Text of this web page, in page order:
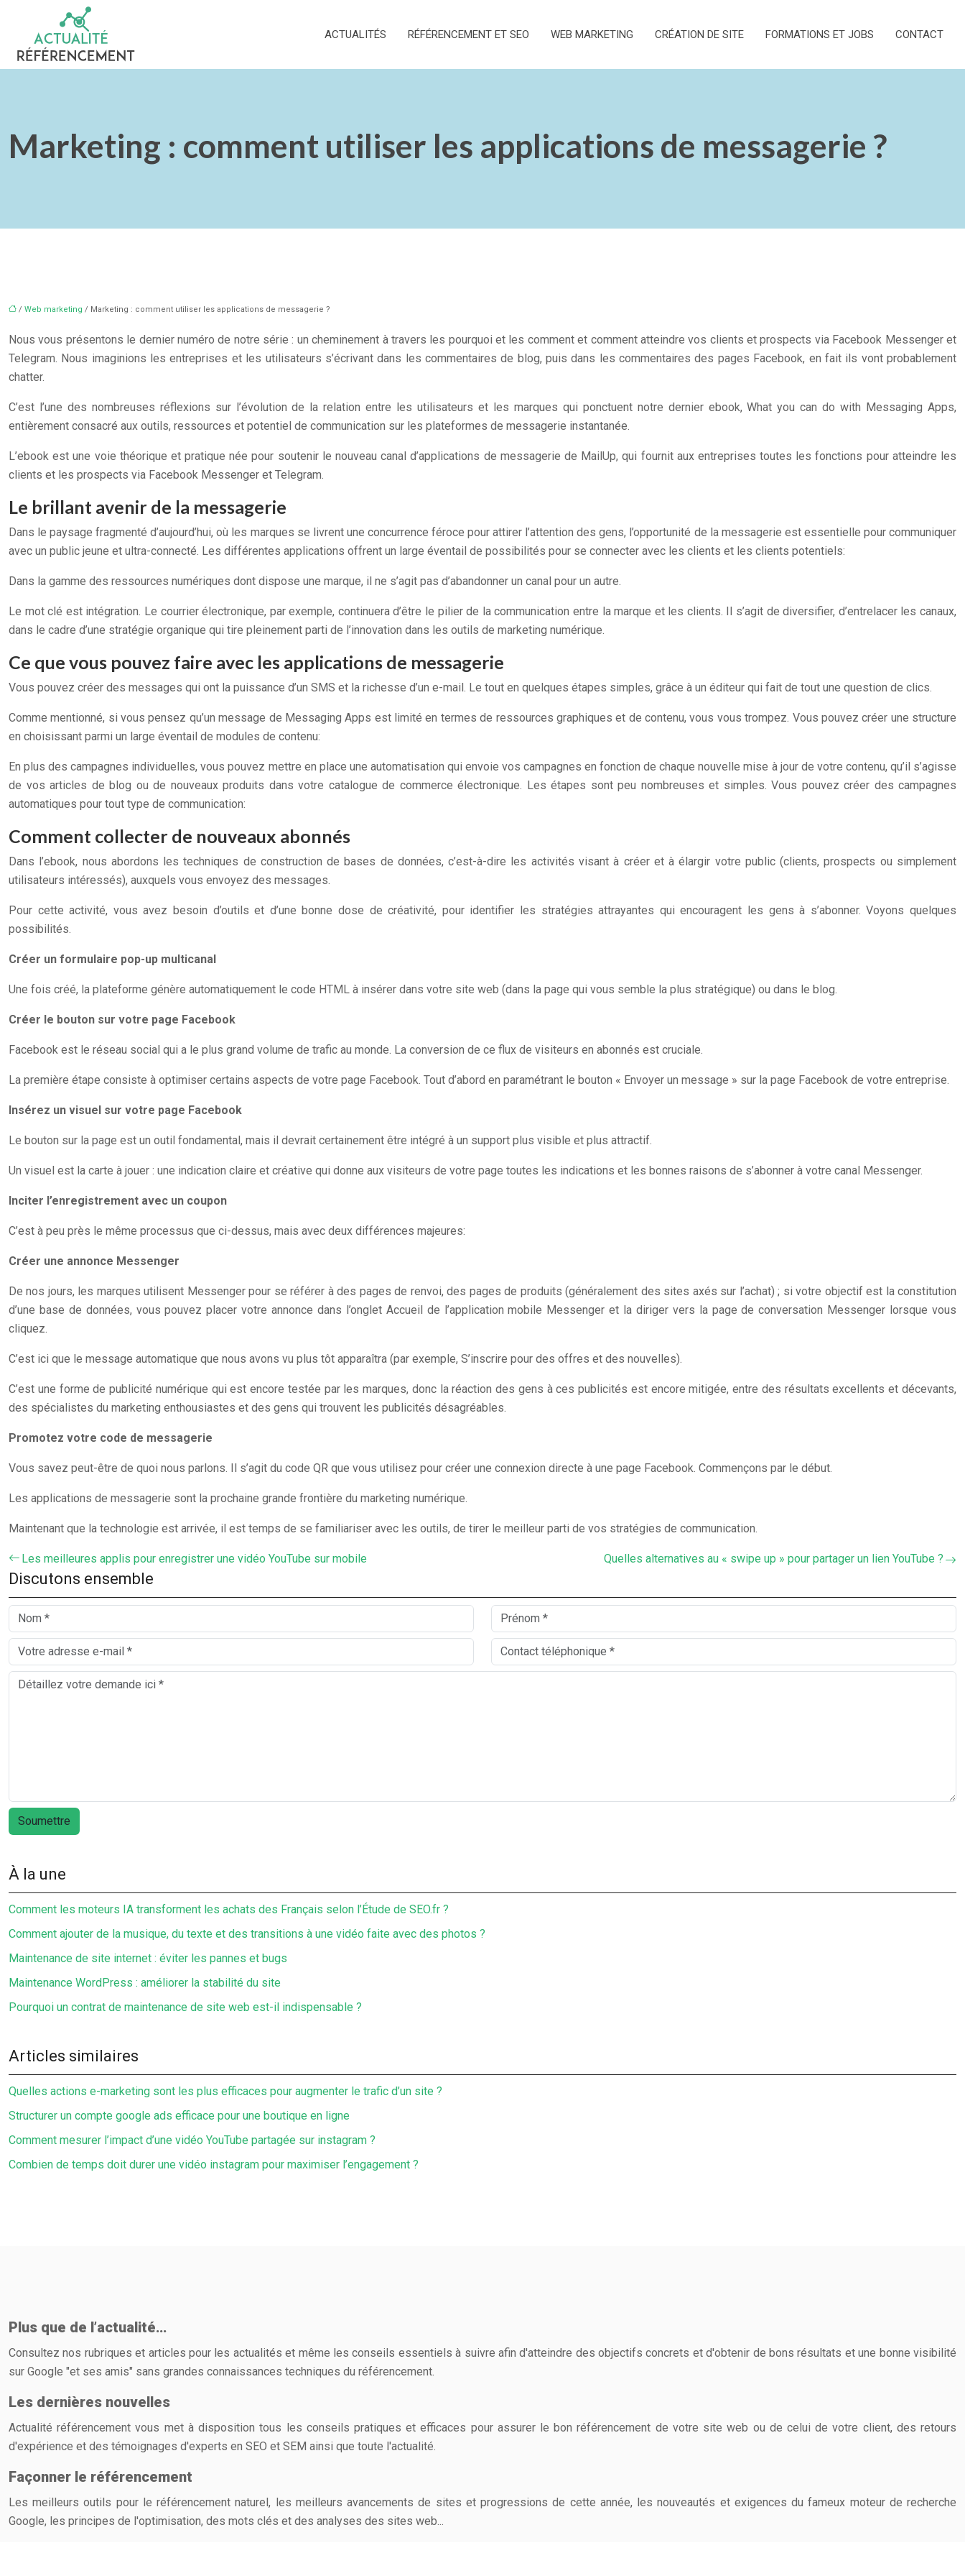
ACTUALITÉS RÉFÉRENCEMENT ET SEO WEB MARKETING CRÉATION DE SITE FORMATIONS ET JOBS CONTACT
Marketing : comment utiliser les applications de messagerie ?
/ Web marketing / Marketing : comment utiliser les applications de messagerie ?
Nous vous présentons le dernier numéro de notre série : un cheminement à travers les pourquoi et les comment et comment atteindre vos clients et prospects via Facebook Messenger et
Telegram. Nous imaginions les entreprises et les utilisateurs s’écrivant dans les commentaires de blog, puis dans les commentaires des pages Facebook, en fait ils vont probablement
chatter.
C’est l’une des nombreuses réflexions sur l’évolution de la relation entre les utilisateurs et les marques qui ponctuent notre dernier ebook, What you can do with Messaging Apps,
entièrement consacré aux outils, ressources et potentiel de communication sur les plateformes de messagerie instantanée.
L’ebook est une voie théorique et pratique née pour soutenir le nouveau canal d’applications de messagerie de MailUp, qui fournit aux entreprises toutes les fonctions pour atteindre les
clients et les prospects via Facebook Messenger et Telegram.
Le brillant avenir de la messagerie
Dans le paysage fragmenté d’aujourd’hui, où les marques se livrent une concurrence féroce pour attirer l’attention des gens, l’opportunité de la messagerie est essentielle pour communiquer
avec un public jeune et ultra-connecté. Les différentes applications offrent un large éventail de possibilités pour se connecter avec les clients et les clients potentiels:
Dans la gamme des ressources numériques dont dispose une marque, il ne s’agit pas d’abandonner un canal pour un autre.
Le mot clé est intégration. Le courrier électronique, par exemple, continuera d’être le pilier de la communication entre la marque et les clients. Il s’agit de diversifier, d’entrelacer les canaux,
dans le cadre d’une stratégie organique qui tire pleinement parti de l’innovation dans les outils de marketing numérique.
Ce que vous pouvez faire avec les applications de messagerie
Vous pouvez créer des messages qui ont la puissance d’un SMS et la richesse d’un e-mail. Le tout en quelques étapes simples, grâce à un éditeur qui fait de tout une question de clics.
Comme mentionné, si vous pensez qu’un message de Messaging Apps est limité en termes de ressources graphiques et de contenu, vous vous trompez. Vous pouvez créer une structure
en choisissant parmi un large éventail de modules de contenu:
En plus des campagnes individuelles, vous pouvez mettre en place une automatisation qui envoie vos campagnes en fonction de chaque nouvelle mise à jour de votre contenu, qu’il s’agisse
de vos articles de blog ou de nouveaux produits dans votre catalogue de commerce électronique. Les étapes sont peu nombreuses et simples. Vous pouvez créer des campagnes
automatiques pour tout type de communication:
Comment collecter de nouveaux abonnés
Dans l’ebook, nous abordons les techniques de construction de bases de données, c’est-à-dire les activités visant à créer et à élargir votre public (clients, prospects ou simplement
utilisateurs intéressés), auxquels vous envoyez des messages.
Pour cette activité, vous avez besoin d’outils et d’une bonne dose de créativité, pour identifier les stratégies attrayantes qui encouragent les gens à s’abonner. Voyons quelques
possibilités.
Créer un formulaire pop-up multicanal
Une fois créé, la plateforme génère automatiquement le code HTML à insérer dans votre site web (dans la page qui vous semble la plus stratégique) ou dans le blog.
Créer le bouton sur votre page Facebook
Facebook est le réseau social qui a le plus grand volume de trafic au monde. La conversion de ce flux de visiteurs en abonnés est cruciale.
La première étape consiste à optimiser certains aspects de votre page Facebook. Tout d’abord en paramétrant le bouton « Envoyer un message » sur la page Facebook de votre entreprise.
Insérez un visuel sur votre page Facebook
Le bouton sur la page est un outil fondamental, mais il devrait certainement être intégré à un support plus visible et plus attractif.
Un visuel est la carte à jouer : une indication claire et créative qui donne aux visiteurs de votre page toutes les indications et les bonnes raisons de s’abonner à votre canal Messenger.
Inciter l’enregistrement avec un coupon
C’est à peu près le même processus que ci-dessus, mais avec deux différences majeures:
Créer une annonce Messenger
De nos jours, les marques utilisent Messenger pour se référer à des pages de renvoi, des pages de produits (généralement des sites axés sur l’achat) ; si votre objectif est la constitution
d’une base de données, vous pouvez placer votre annonce dans l’onglet Accueil de l’application mobile Messenger et la diriger vers la page de conversation Messenger lorsque vous
cliquez.
C’est ici que le message automatique que nous avons vu plus tôt apparaîtra (par exemple, S’inscrire pour des offres et des nouvelles).
C’est une forme de publicité numérique qui est encore testée par les marques, donc la réaction des gens à ces publicités est encore mitigée, entre des résultats excellents et décevants,
des spécialistes du marketing enthousiastes et des gens qui trouvent les publicités désagréables.
Promotez votre code de messagerie
Vous savez peut-être de quoi nous parlons. Il s’agit du code QR que vous utilisez pour créer une connexion directe à une page Facebook. Commençons par le début.
Les applications de messagerie sont la prochaine grande frontière du marketing numérique.
Maintenant que la technologie est arrivée, il est temps de se familiariser avec les outils, de tirer le meilleur parti de vos stratégies de communication.
Les meilleures applis pour enregistrer une vidéo YouTube sur mobile Quelles alternatives au « swipe up » pour partager un lien YouTube ?
Discutons ensemble
À la une
Comment les moteurs IA transforment les achats des Français selon l’Étude de SEO.fr ?
Comment ajouter de la musique, du texte et des transitions à une vidéo faite avec des photos ?
Maintenance de site internet : éviter les pannes et bugs
Maintenance WordPress : améliorer la stabilité du site
Pourquoi un contrat de maintenance de site web est-il indispensable ?
Articles similaires
Quelles actions e-marketing sont les plus efficaces pour augmenter le trafic d’un site ?
Structurer un compte google ads efficace pour une boutique en ligne
Comment mesurer l’impact d’une vidéo YouTube partagée sur instagram ?
Combien de temps doit durer une vidéo instagram pour maximiser l’engagement ?
Plus que de l’actualité…
Consultez nos rubriques et articles pour les actualités et même les conseils essentiels à suivre afin d'atteindre des objectifs concrets et d'obtenir de bons résultats et une bonne visibilité
sur Google "et ses amis" sans grandes connaissances techniques du référencement.
Les dernières nouvelles
Actualité référencement vous met à disposition tous les conseils pratiques et efficaces pour assurer le bon référencement de votre site web ou de celui de votre client, des retours
d'expérience et des témoignages d'experts en SEO et SEM ainsi que toute l'actualité.
Façonner le référencement
Les meilleurs outils pour le référencement naturel, les meilleurs avancements de sites et progressions de cette année, les nouveautés et exigences du fameux moteur de recherche
Google, les principes de l'optimisation, des mots clés et des analyses des sites web...